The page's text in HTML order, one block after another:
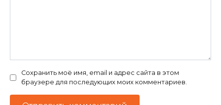
Сохранить моё имя, email и адрес сайта в этом
браузере для последующих моих комментариев.